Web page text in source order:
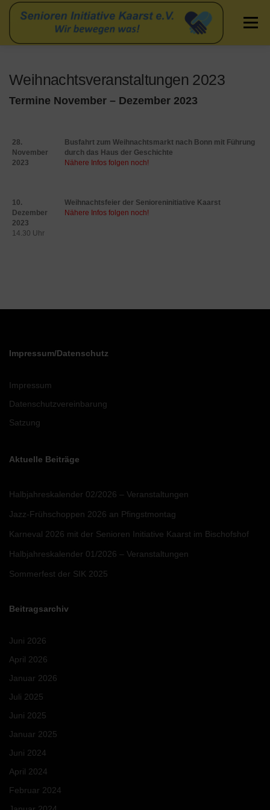
Zum
Menü
Weihnachtsveranstaltungen 2023
Termine November – Dezember 2023
28.
November
2023
Busfahrt zum Weihnachtsmarkt nach Bonn mit Führung
durch das Haus der Geschichte
Nähere Infos folgen noch!
10.
Dezember
2023
14.30 Uhr
Weihnachtsfeier der Senioreninitiative Kaarst
Nähere Infos folgen noch!
Impressum/Datenschutz
Impressum
Datenschutzvereinbarung
Satzung
Aktuelle Beiträge
Halbjahreskalender 02/2026 – Veranstaltungen
Jazz-Frühschoppen 2026 an Pfingstmontag
Karneval 2026 mit der Senioren Initiative Kaarst im Bischofshof
Halbjahreskalender 01/2026 – Veranstaltungen
Sommerfest der SIK 2025
Beitragsarchiv
Juni 2026
April 2026
Januar 2026
Juli 2025
Juni 2025
Januar 2025
Juni 2024
April 2024
Februar 2024